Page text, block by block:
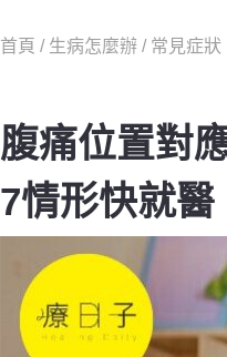
首頁 / 生病怎麼辦 / 常見症狀
腹痛位置對
7情形快就醫